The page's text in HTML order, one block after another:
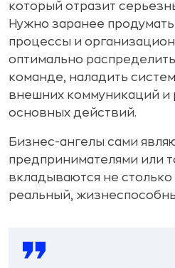
который отразит
Нужно заранее
процессы и
оптимально
команде, наладить
внешних коммуникаций и
основных действий.
Бизнес-ангелы сами
предпринимателями или
вкладываются не
реальный,